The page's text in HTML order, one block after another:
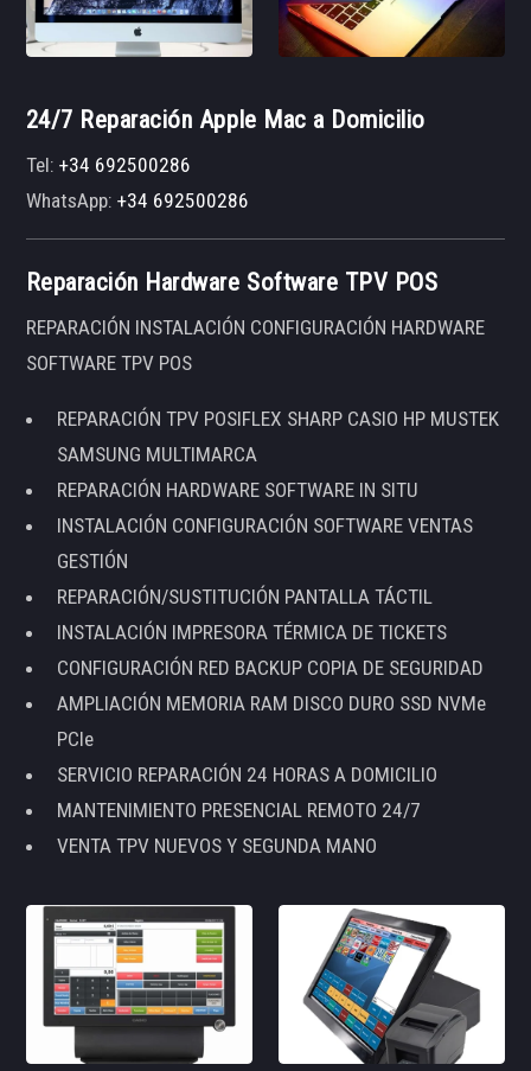
24/7 Reparación Apple Mac a Domicilio
Tel:+34 692500286
WhatsApp:+34 692500286
Reparación Hardware Software TPV POS
REPARACIÓN INSTALACIÓN CONFIGURACIÓN HARDWARE
SOFTWARE TPV POS
REPARACIÓN TPV POSIFLEX SHARP CASIO HP MUSTEK
SAMSUNG MULTIMARCA
REPARACIÓN HARDWARE SOFTWARE IN SITU
INSTALACIÓN CONFIGURACIÓN SOFTWARE VENTAS
GESTIÓN
REPARACIÓN/SUSTITUCIÓN PANTALLA TÁCTIL
INSTALACIÓN IMPRESORA TÉRMICA DE TICKETS
CONFIGURACIÓN RED BACKUP COPIA DE SEGURIDAD
AMPLIACIÓN MEMORIA RAM DISCO DURO SSD NVMe
PCIe
SERVICIO REPARACIÓN 24 HORAS A DOMICILIO
MANTENIMIENTO PRESENCIAL REMOTO 24/7
VENTA TPV NUEVOS Y SEGUNDA MANO